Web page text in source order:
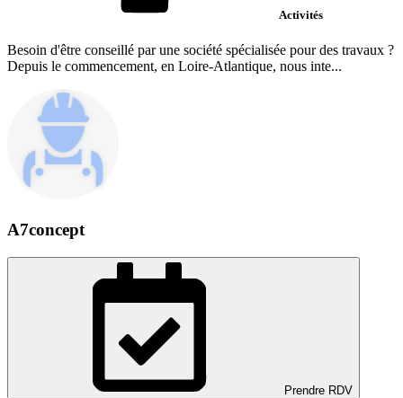
Activités
Besoin d'être conseillé par une société spécialisée pour des travaux ?
Depuis le commencement, en Loire-Atlantique, nous inte...
A7concept
Prendre RDV